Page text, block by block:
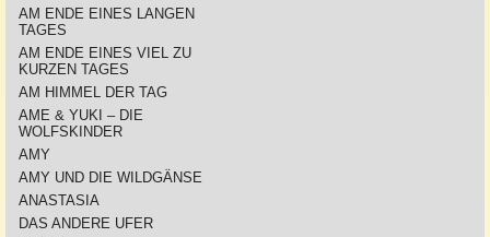
AM ENDE EINES LANGEN
TAGES
AM ENDE EINES VIEL ZU
KURZEN TAGES
AM HIMMEL DER TAG
AME & YUKI – DIE
WOLFSKINDER
AMY
AMY UND DIE WILDGÄNSE
ANASTASIA
DAS ANDERE UFER